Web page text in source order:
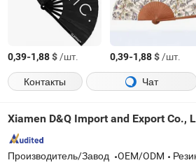
0,39-1,88$/шт. 0,39-1,88$/шт.
Контакты
Чат
Xiamen D&Q Import and Export Co.,
Производитель/Завод OEM/ODM